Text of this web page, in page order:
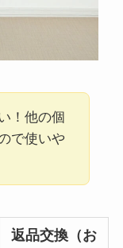
！他の個
で使いや
返品交換（お